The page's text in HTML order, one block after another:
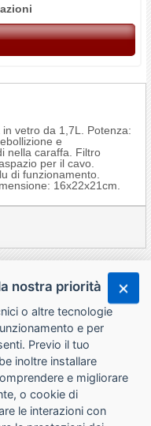
vetro da 1,7L. Potenza:
e
nella caraffa. Filtro
per il cavo.
di funzionamento.
16x22x21cm.
nostra priorità
o altre tecnologie
e per
Previo il tuo
inoltre installare
e migliorare
o cookie di
le interazioni con